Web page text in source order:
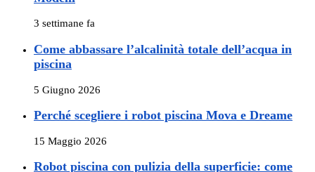
3 settimane fa
Come abbassare l’alcalinità totale dell’acqua in
piscina
5 Giugno 2026
Perché scegliere i robot piscina Mova e Dreame
15 Maggio 2026
Robot piscina con pulizia della superficie: come